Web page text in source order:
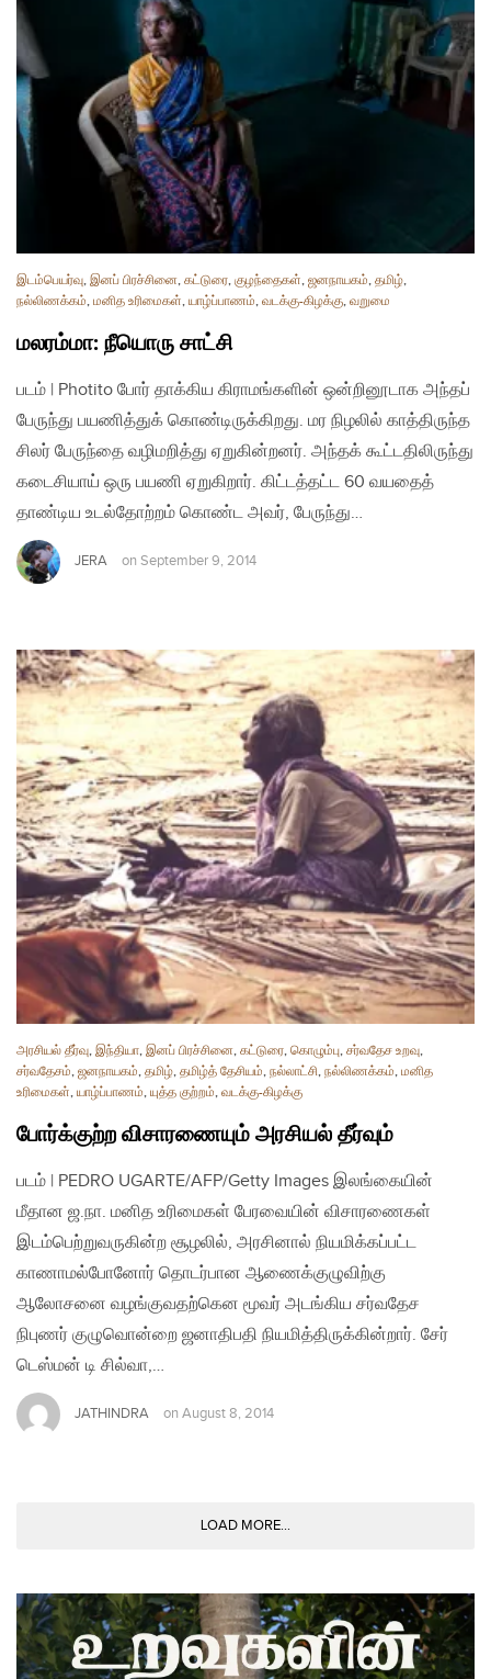
இடம்பெயர்வு, இனப் பிரச்சினை, கட்டுரை, குழந்தைகள், ஜனநாயகம், தமிழ்,
நல்லிணக்கம், மனித உரிமைகள், யாழ்ப்பாணம், வடக்கு-கிழக்கு, வறுமை
மலரம்மா: நீயொரு சாட்சி
படம் | Photito போர் தாக்கிய கிராமங்களின் ஒன்றினூடாக அந்தப்
பேருந்து பயணித்துக் கொண்டிருக்கிறது. மர நிழலில் காத்திருந்த
சிலர் பேருந்தை வழிமறித்து ஏறுகின்றனர். அந்தக் கூட்டதிலிருந்து
கடைசியாய் ஒரு பயணி ஏறுகிறார். கிட்டத்தட்ட 60 வயதைத்
தாண்டிய உடல்தோற்றம் கொண்ட அவர், பேருந்து…
JERA on September 9, 2014
அரசியல் தீர்வு, இந்தியா, இனப் பிரச்சினை, கட்டுரை, கொழும்பு, சர்வதேச உறவு,
சர்வதேசம், ஜனநாயகம், தமிழ், தமிழ்த் தேசியம், நல்லாட்சி, நல்லிணக்கம், மனித
உரிமைகள், யாழ்ப்பாணம், யுத்த குற்றம், வடக்கு-கிழக்கு
போர்க்குற்ற விசாரணையும் அரசியல் தீர்வும்
படம் | PEDRO UGARTE/AFP/Getty Images இலங்கையின்
மீதான ஜ.நா. மனித உரிமைகள் பேரவையின் விசாரணைகள்
இடம்பெற்றுவருகின்ற சூழலில், அரசினால் நியமிக்கப்பட்ட
காணாமல்போனோர் தொடர்பான ஆணைக்குழுவிற்கு
ஆலோசனை வழங்குவதற்கென மூவர் அடங்கிய சர்வதேச
நிபுணர் குழுவொன்றை ஜனாதிபதி நியமித்திருக்கின்றார். சேர்
டெஸ்மன் டி சில்வா,…
JATHINDRA on August 8, 2014
LOAD MORE...